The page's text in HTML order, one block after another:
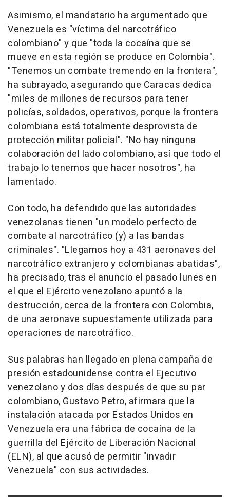
Asimismo, el mandatario ha argumentado que
Venezuela es "víctima del narcotráfico
colombiano" y que "toda la cocaína que se
mueve en esta región se produce en Colombia".
"Tenemos un combate tremendo en la frontera",
ha subrayado, asegurando que Caracas dedica
"miles de millones de recursos para tener
policías, soldados, operativos, porque la frontera
colombiana está totalmente desprovista de
protección militar policial". "No hay ninguna
colaboración del lado colombiano, así que todo el
trabajo lo tenemos que hacer nosotros", ha
lamentado.
Con todo, ha defendido que las autoridades
venezolanas tienen "un modelo perfecto de
combate al narcotráfico (y) a las bandas
criminales". "Llegamos hoy a 431 aeronaves del
narcotráfico extranjero y colombianas abatidas",
ha precisado, tras el anuncio el pasado lunes en
el que el Ejército venezolano apuntó a la
destrucción, cerca de la frontera con Colombia,
de una aeronave supuestamente utilizada para
operaciones de narcotráfico.
Sus palabras han llegado en plena campaña de
presión estadounidense contra el Ejecutivo
venezolano y dos días después de que su par
colombiano, Gustavo Petro, afirmara que la
instalación atacada por Estados Unidos en
Venezuela era una fábrica de cocaína de la
guerrilla del Ejército de Liberación Nacional
(ELN), al que acusó de permitir "invadir
Venezuela" con sus actividades.